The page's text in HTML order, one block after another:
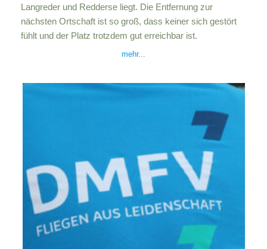
Langreder und Redderse liegt. Die Entfernung zur
nächsten Ortschaft ist so groß, dass keiner sich gestört
fühlt und der Platz trotzdem gut erreichbar ist.
mehr..